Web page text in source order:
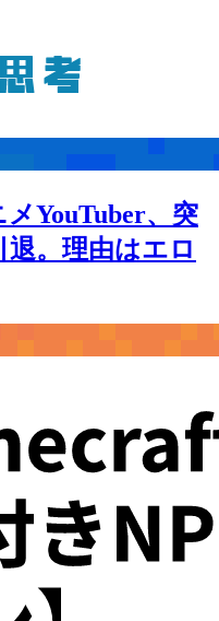
YouTuber、突
。理由はエロ